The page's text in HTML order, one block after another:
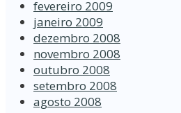
fevereiro 2009
janeiro 2009
dezembro 2008
novembro 2008
outubro 2008
setembro 2008
agosto 2008